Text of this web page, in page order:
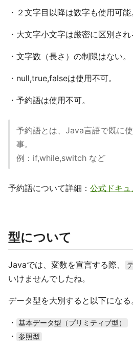
・２文字目以降は数字も使用可能
・大文字小文字は厳密に区別され
・文字数（長さ）の制限はない。
・null,true,falseは使用不可。
・予約語は使用不可。
予約語とは、Java言語で既に
事。
例：if,while,switch など
予約語について詳細： 公式ドキュ
型について
Javaでは、変数を宣言する際、
いけませんでしたね。
データ型を大別すると以下になる
・ 基本データ型（プリミティブ型）
・ 参照型